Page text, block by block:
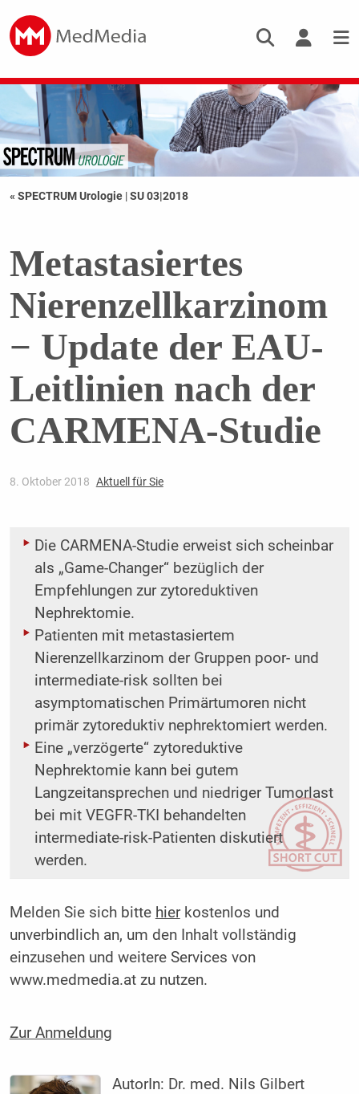
« SPECTRUM Urologie |SU 03|2018
Metastasiertes
Nierenzellkarzinom
− Update der EAU-
Leitlinien nach der
CARMENA-Studie
8. Oktober 2018 Aktuell für Sie
Die CARMENA-Studie erweist sich scheinbar
als „Game-Changer“ bezüglich der
Empfehlungen zur zytoreduktiven
Nephrektomie.
Patienten mit metastasiertem
Nierenzellkarzinom der Gruppen poor- und
intermediate-risk sollten bei
asymptomatischen Primärtumoren nicht
primär zytoreduktiv nephrektomiert werden.
Eine „verzögerte“ zytoreduktive
Nephrektomie kann bei gutem
Langzeitansprechen und niedriger Tumorlast
bei mit VEGFR-TKI behandelten
intermediate-risk-Patienten diskutiert
werden.
Melden Sie sich bitte hierkostenlos und
unverbindlich an, um den Inhalt vollständig
einzusehen und weitere Services von
www.medmedia.at zu nutzen.
Zur Anmeldung
AutorIn: Dr. med. Nils Gilbert